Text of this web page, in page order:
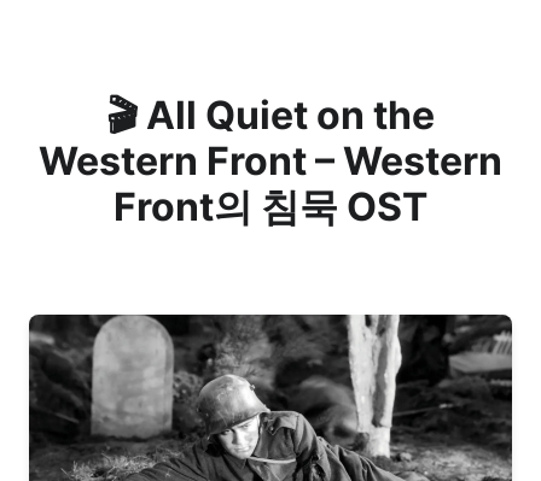
🎬 All Quiet on the
Western Front – Western
Front의 침묵 OST